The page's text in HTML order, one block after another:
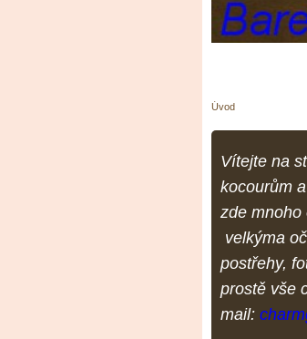
Úvod
Vítejte na
kocourům
zde mnoho
velkýma
postřehy,
prostě vše
mail: